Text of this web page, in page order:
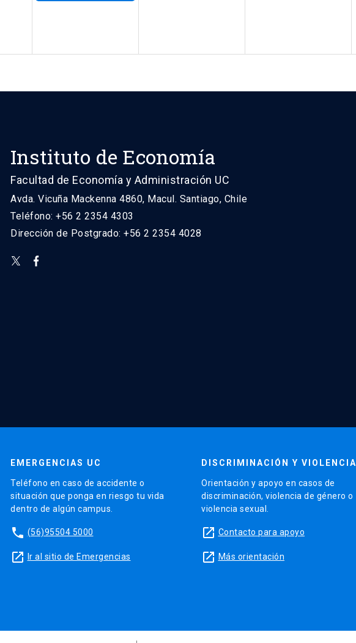
Instituto de Economía
Facultad de Economía y Administración UC
Avda. Vicuña Mackenna 4860, Macul. Santiago, Chile
Teléfono: +56 2 2354 4303
Dirección de Postgrado: +56 2 2354 4028
EMERGENCIAS UC
Teléfono en caso de accidente o
situación que ponga en riesgo tu vida
dentro de algún campus.
phone (56)95504 5000
launch Ir al sitio de Emergencias
DISCRIMINACIÓN Y VIOLENCIA
Orientación y apoyo en casos de
discriminación, violencia de género o
violencia sexual.
launch Contacto para apoyo
launch Más orientación